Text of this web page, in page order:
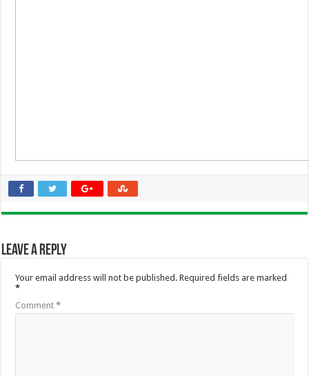
Leave a Reply
Your email address will not be published. Required fields are marked
*
Comment*